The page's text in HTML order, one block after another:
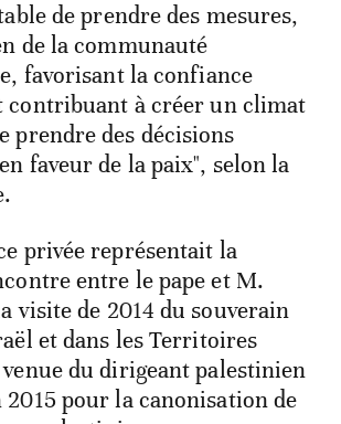
de prendre des mesures,
de la communauté
favorisant la confiance
contribuant à créer un climat
prendre des décisions
faveur de la paix", selon la
privée représentait la
entre le pape et M.
visite de 2014 du souverain
et dans les Territoires
du dirigeant palestinien
2015 pour la canonisation de